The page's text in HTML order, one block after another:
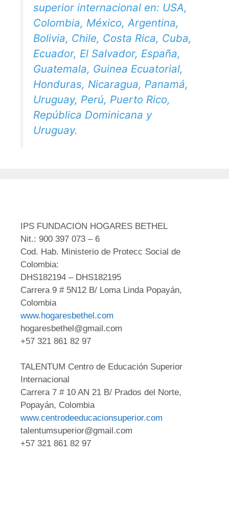
superior internacional en: USA,
Colombia, México, Argentina,
Bolivia, Chile, Costa Rica, Cuba,
Ecuador, El Salvador, España,
Guatemala, Guinea Ecuatorial,
Honduras, Nicaragua, Panamá,
Uruguay, Perú, Puerto Rico,
República Dominicana y
Uruguay.
IPS FUNDACION HOGARES BETHEL
Nit.: 900 397 073 – 6
Cod. Hab. Ministerio de Protecc Social de
Colombia:
DHS182194 – DHS182195
Carrera 9 # 5N12 B/ Loma Linda Popayán,
Colombia
www.hogaresbethel.com
hogaresbethel@gmail.com
+57 321 861 82 97
TALENTUM Centro de Educación Superior
Internacional
Carrera 7 # 10 AN 21 B/ Prados del Norte,
Popayán, Colombia
www.centrodeeducacionsuperior.com
talentumsuperior@gmail.com
+57 321 861 82 97